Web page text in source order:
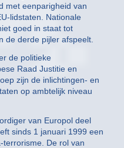
met eenparigheid van
lidstaten. Nationale
goed in staat tot
de derde pijler afspeelt.
de politieke
Raad Justitie en
zijn de inlichtingen- en
op ambtelijk niveau
van Europol deel
sinds 1 januari 1999 een
De rol van